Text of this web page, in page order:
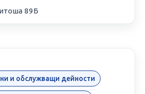
89Б
и обслужващи дейности